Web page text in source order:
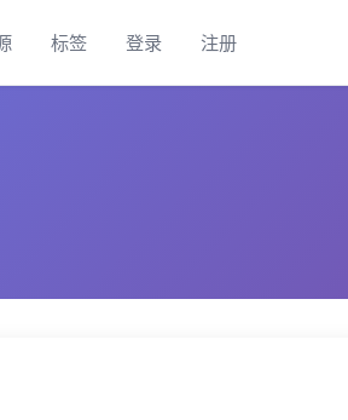
标签 登录 注册